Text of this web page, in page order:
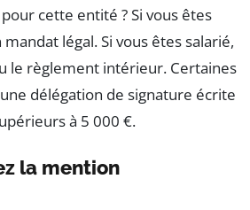
cette entité ? Si vous êtes
légal. Si vous êtes salarié,
le règlement intérieur. Certaines
délégation de signature écrite
à 5 000 €.
la mention